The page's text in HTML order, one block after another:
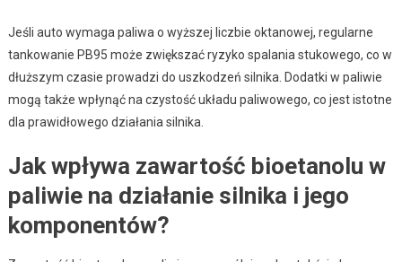
Jeśli auto wymaga paliwa o wyższej liczbie oktanowej, regularne
tankowanie PB95 może zwiększać ryzyko spalania stukowego, co w
dłuższym czasie prowadzi do uszkodzeń silnika. Dodatki w paliwie
mogą także wpłynąć na czystość układu paliwowego, co jest istotne
dla prawidłowego działania silnika.
Jak wpływa zawartość bioetanolu w
paliwie na działanie silnika i jego
komponentów?